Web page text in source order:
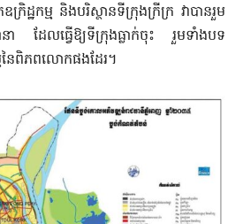
ក្រិដ្ឋកម្ម និងបរិស្ថានទីក្រុងក្រីក្រ វាបានរួម
ដែលធ្វើឱ្យទីក្រុង​ធ្លាក់ចុះ រួមទាំងបទ
ៃពិភពលោកផងដែរ។